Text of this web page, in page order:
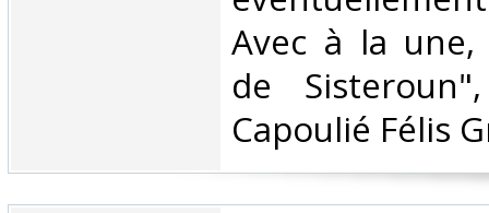
Avec à la une,
de
Capoulié Félis